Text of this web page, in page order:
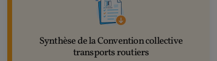
Synthèse de la Convention collective
transports routiers